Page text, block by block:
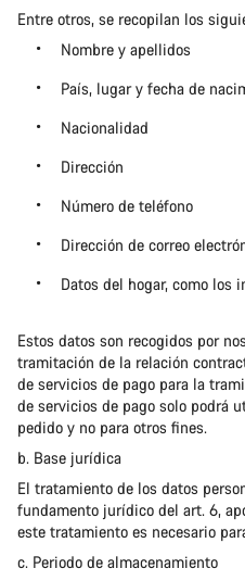
Entre otros, se recopilan los
Nombre y apellidos
País, lugar y fecha de
Nacionalidad
Dirección
Número de teléfono
Dirección de correo
Datos del hogar, como los
Estos datos son recogidos por
tramitación de la relación
de servicios de pago para la
de servicios de pago solo podrá
pedido y no para otros fines.
b. Base jurídica
El tratamiento de los datos
fundamento jurídico del art. 6,
este tratamiento es necesario
c. Periodo de almacenamiento